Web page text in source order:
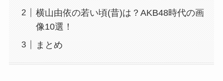
横山由依の若い頃(昔)は？AKB48時代の画
像10選！
まとめ